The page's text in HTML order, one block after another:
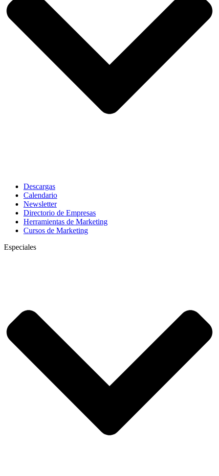
Descargas
Calendario
Newsletter
Directorio de Empresas
Herramientas de Marketing
Cursos de Marketing
Especiales